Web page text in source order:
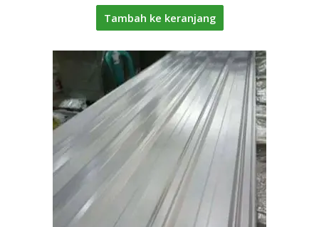
Tambah ke keranjang